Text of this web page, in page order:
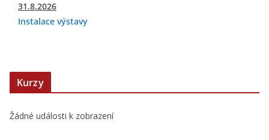
31.8.2026
Instalace výstavy
Kurzy
Žádné události k zobrazení